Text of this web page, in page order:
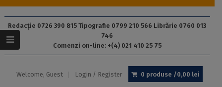
Redacție 0726 390 815 Tipografie 0799 210 566 Librărie 0760 013
746
Comenzi on-line: +(4) 021 410 25 75
Welcome, Guest Login / Register 0 produse /0,00 lei